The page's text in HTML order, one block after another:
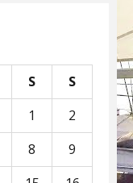
S
S
1
2
8
9